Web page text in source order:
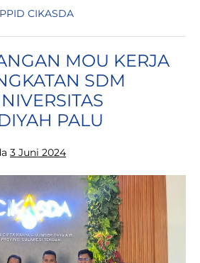
PPID CIKASDA
MOU KERJA
SDM
PALU
3 Juni 2024